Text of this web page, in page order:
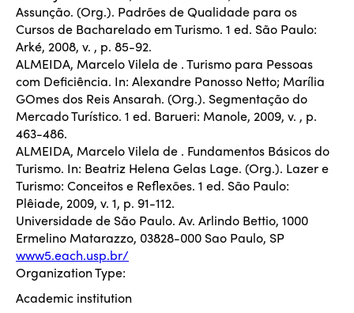
Assunção. (Org.). Padrões de Qualidade para os
Cursos de Bacharelado em Turismo. 1 ed. São Paulo:
Arké, 2008, v. , p. 85-92.
ALMEIDA, Marcelo Vilela de . Turismo para Pessoas
com Deficiência. In: Alexandre Panosso Netto; Marília
GOmes dos Reis Ansarah. (Org.). Segmentação do
Mercado Turístico. 1 ed. Barueri: Manole, 2009, v. , p.
463-486.
ALMEIDA, Marcelo Vilela de . Fundamentos Básicos do
Turismo. In: Beatriz Helena Gelas Lage. (Org.). Lazer e
Turismo: Conceitos e Reflexões. 1 ed. São Paulo:
Plêiade, 2009, v. 1, p. 91-112.
Universidade de São Paulo. Av. Arlindo Bettio, 1000
Ermelino Matarazzo, 03828-000 Sao Paulo, SP
www5.each.usp.br/
Organization Type:
Academic institution